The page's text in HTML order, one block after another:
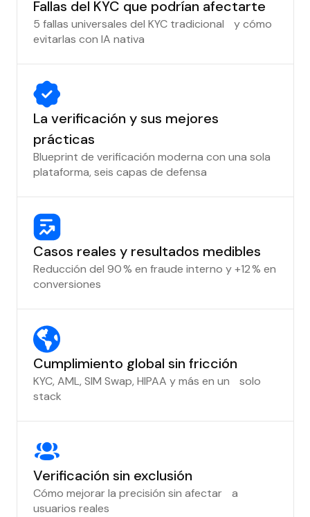
Fallas del KYC que podrían afectarte
5 fallas universales del KYC tradicional y cómo
evitarlas con IA nativa
La verificación y sus mejores
prácticas
Blueprint de verificación moderna con una sola
plataforma, seis capas de defensa
Casos reales y resultados medibles
Reducción del 90 % en fraude interno y +12 % en
conversiones
Cumplimiento global sin fricción
KYC, AML, SIM Swap, HIPAA y más en un solo
stack
Verificación sin exclusión
Cómo mejorar la precisión sin afectar a
usuarios reales